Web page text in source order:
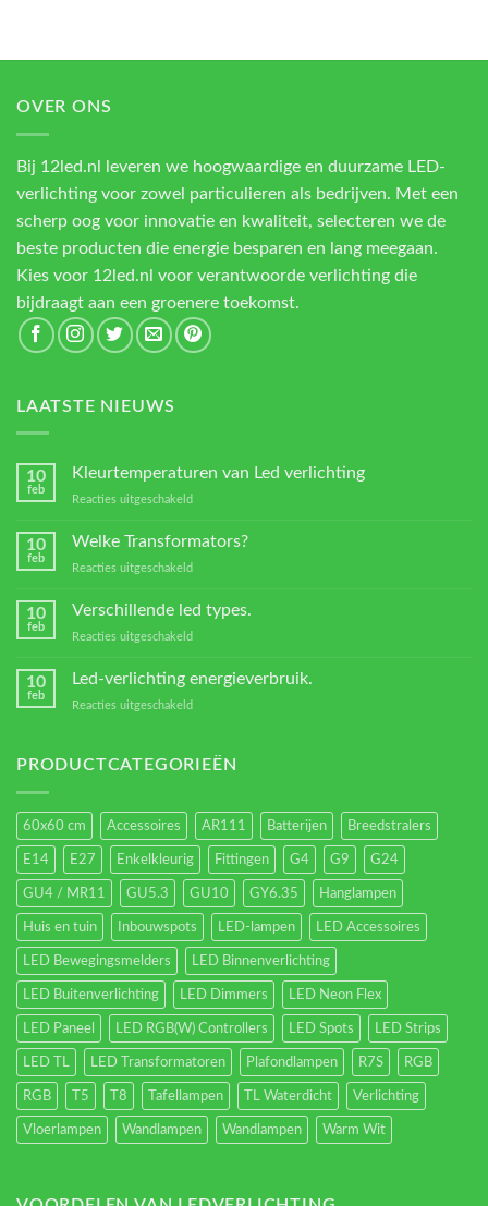
OVER ONS
Bij 12led.nl leveren we hoogwaardige en duurzame LED-
verlichting voor zowel particulieren als bedrijven. Met een
scherp oog voor innovatie en kwaliteit, selecteren we de
beste producten die energie besparen en lang meegaan.
Kies voor 12led.nl voor verantwoorde verlichting die
bijdraagt aan een groenere toekomst.
LAATSTE NIEUWS
10
feb
Kleurtemperaturen van Led verlichting
Reacties uitgeschakeld
van
verlichting
10
feb
Welke Transformators?
Reacties uitgeschakeld
Transformators?
10
feb
Verschillende led types.
Reacties uitgeschakeld
led
10
feb
Led-verlichting energieverbruik.
Reacties uitgeschakeld
energieverbruik.
PRODUCTCATEGORIEËN
60x60 cm Accessoires AR111 Batterijen Breedstralers
E14 E27 Enkelkleurig Fittingen G4 G9 G24
GU4 / MR11 GU5.3 GU10 GY6.35 Hanglampen
Huis en tuin Inbouwspots LED-lampen LED Accessoires
LED Bewegingsmelders LED Binnenverlichting
LED Buitenverlichting LED Dimmers LED Neon Flex
LED Paneel LED RGB(W) Controllers LED Spots LED Strips
LED TL LED Transformatoren Plafondlampen R7S RGB
RGB T5 T8 Tafellampen TL Waterdicht Verlichting
Vloerlampen Wandlampen Wandlampen Warm Wit